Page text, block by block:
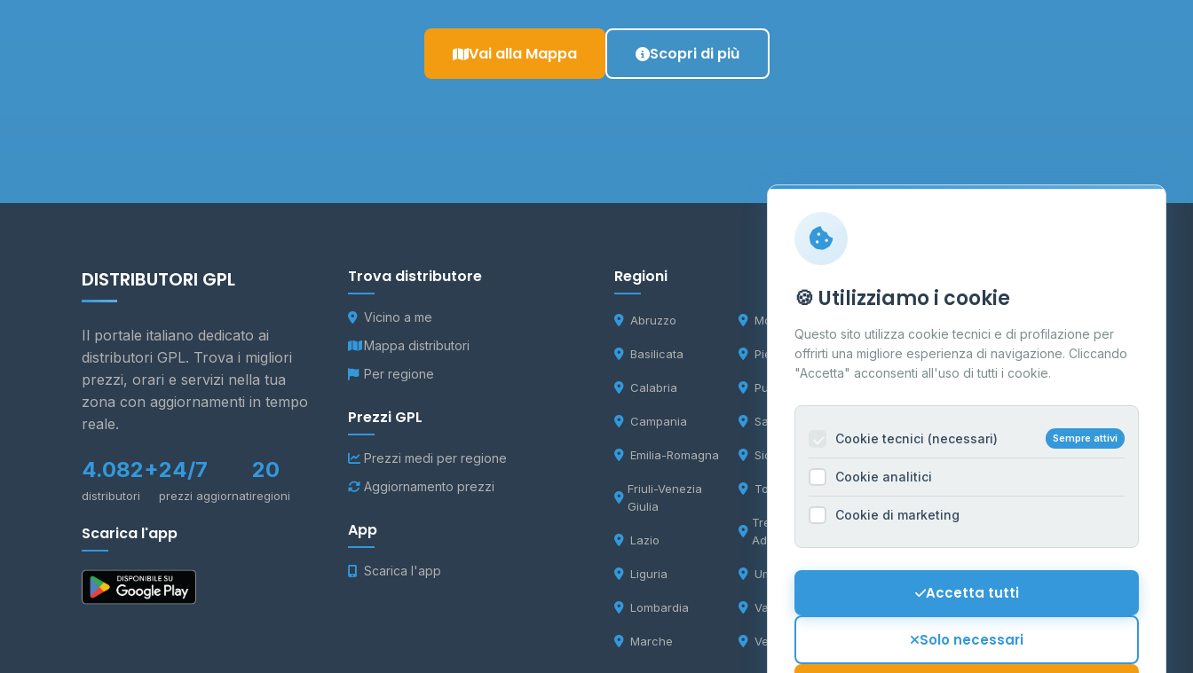
Vai alla Mappa Scopri di più
DISTRIBUTORI GPL
Il portale italiano dedicato ai
distributori GPL. Trova i migliori
prezzi, orari e servizi nella tua
zona con aggiornamenti in tempo
reale.
4.082+
distributori
24/7
prezzi aggiornati
20
regioni
Scarica l'app
Trova distributore
Vicino a me
Mappa distributori
Per regione
Prezzi GPL
Prezzi medi per regione
Aggiornamento prezzi
App
Scarica l'app
Regioni
Abruzzo
Basilicata
Calabria
Campania
Emilia-Romagna
Friuli-Venezia
Giulia
Lazio
Liguria
Lombardia
Marche
Molise
Piemonte
Puglia
Sardegna
Sicilia
Toscana
Trentino-Alto
Adige
Umbria
Valle d'Aosta
Veneto
Contatti
Per gestori
Informazioni legali
Privacy Policy
Cookie Policy
Mappa del sito
Contattaci
🍪 Utilizziamo i cookie
Questo sito utilizza cookie tecnici e di profilazione per
offrirti una migliore esperienza di navigazione. Cliccando
"Accetta" acconsenti all'uso di tutti i cookie.
Cookie tecnici (necessari) Sempre attivi
Cookie analitici
Cookie di marketing
Accetta tutti
Solo necessari